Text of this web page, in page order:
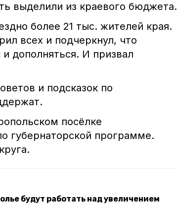
выделили из краевого бюджета.
более 21 тыс. жителей края.
всех и подчеркнул, что
дополняться. И призвал
и подсказок по
посёлке
губернаторской программе.
будут работать над увеличением